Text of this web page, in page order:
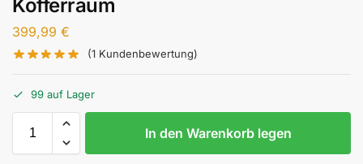
Kofferraum
399,99 €
(1 Kundenbewertung)
99 auf Lager
In den Warenkorb legen